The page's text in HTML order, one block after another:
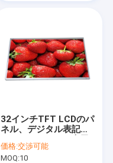
32インチTFT LCDのパ
ネル、デジタル表記の
パネル
価格:交渉可能
MOQ:10